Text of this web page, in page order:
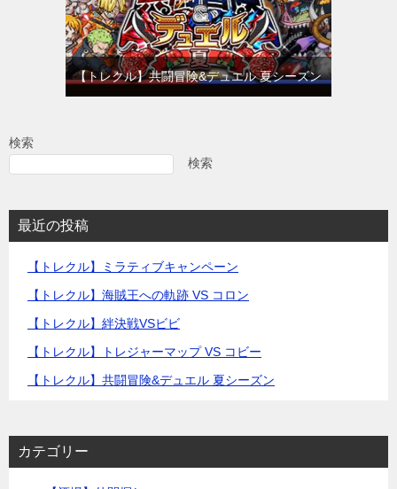
【トレクル】共闘冒険&デュエル 夏シーズン
検索
検索
最近の投稿
【トレクル】ミラティブキャンペーン
【トレクル】海賊王への軌跡 VS コロン
【トレクル】絆決戦VSビビ
【トレクル】トレジャーマップ VS コビー
【トレクル】共闘冒険&デュエル 夏シーズン
カテゴリー